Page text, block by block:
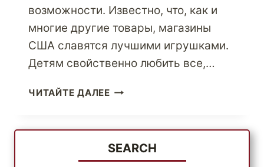
возможности. Известно, что, как и
многие другие товары, магазины
США славятся лучшими игрушками.
Детям свойственно любить все,…
ЧИТАЙТЕ ДАЛЕЕНАЙДИТЕ
ИГРУШЕК
В
ИНТЕРНЕТЕ
SEARCH